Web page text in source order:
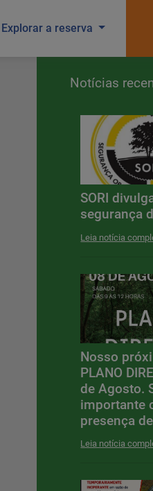
Explorar a reserva
Notícias
SORI
segurança
Leia notícia
Nosso
PLANO
de Agosto.
importante
presença
Leia notícia